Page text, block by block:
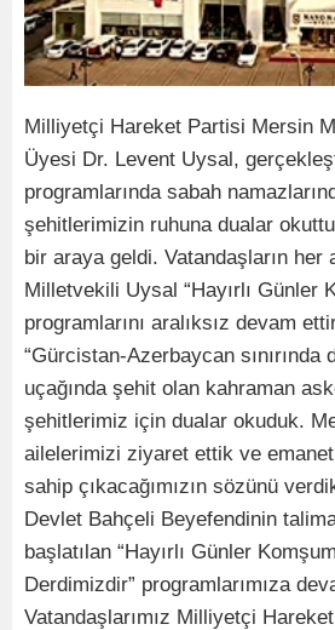
Milliyetçi Hareket Partisi Mersin
Üyesi Dr. Levent Uysal,
programlarında sabah
şehitlerimizin ruhuna dualar
bir araya geldi. Vatandaşların her
Milletvekili Uysal “Hayırlı Günler
programlarını aralıksız devam
“Gürcistan-Azerbaycan
uçağında şehit olan kahraman
şehitlerimiz için dualar okuduk.
ailelerimizi ziyaret ettik ve
sahip çıkacağımızın sözünü
Devlet Bahçeli Beyefendinin
başlatılan “Hayırlı Günler
Derdimizdir” programlarımıza
Vatandaşlarımız Milliyetçi